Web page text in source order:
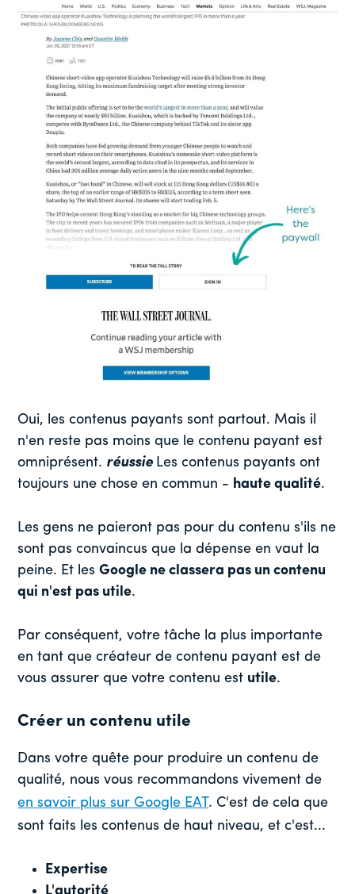
Oui, les contenus payants sont partout. Mais il
n'en reste pas moins que le contenu payant est
omniprésent. réussie Les contenus payants ont
toujours une chose en commun - haute qualité.
Les gens ne paieront pas pour du contenu s'ils ne
sont pas convaincus que la dépense en vaut la
peine. Et lesGoogle ne classera pas un contenu
qui n'est pas utile.
Par conséquent, votre tâche la plus importante
en tant que créateur de contenu payant est de
vous assurer que votre contenu est utile.
Créer un contenu utile
Dans votre quête pour produire un contenu de
qualité, nous vous recommandons vivement de
en savoir plus sur Google EAT . C'est de cela que
sont faits les contenus de haut niveau, et c'est...
Expertise